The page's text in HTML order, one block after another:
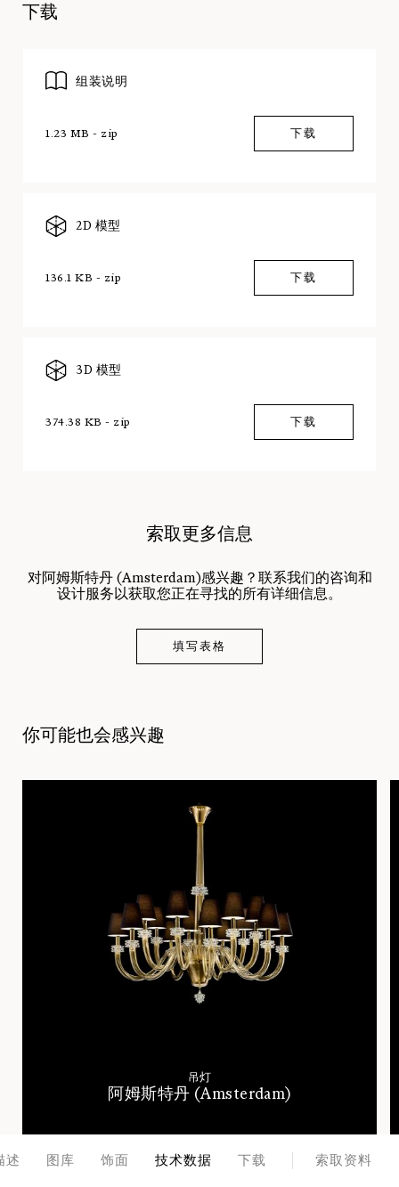
下载
组装说明
1.23 MB - zip 下载
2D 模型
136.1 KB - zip 下载
3D 模型
374.38 KB - zip 下载
索取更多信息
对阿姆斯特丹 (Amsterdam)感兴趣？联系我们的咨询和
设计服务以获取您正在寻找的所有详细信息。
填写表格
你可能也会感兴趣
吊灯
阿姆斯特丹 (Amsterdam)
述 图库 饰面 技术数据 下载 索取资料